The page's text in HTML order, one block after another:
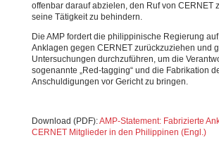
offenbar darauf abzielen, den Ruf von CERNET
seine Tätigkeit zu behindern.
Die AMP fordert die philippinische Regierung
Anklagen gegen CERNET zurückzuziehen und
Untersuchungen durchzuführen, um die
sogenannte „Red-tagging“ und die Fabrikation
Anschuldigungen vor Gericht zu bringen.
Download (PDF):AMP-Statement: Fabrizierte
CERNET Mitglieder in den Philippinen (Engl.)